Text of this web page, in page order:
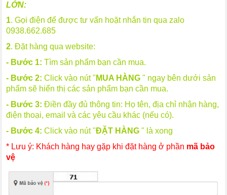
LỚN:
1. Gọi điện để được tư vấn hoặt nhắn tin qua zalo
0938.662.685
2. Đặt hàng qua website:
- Bước 1: Tìm sản phẩm bạn cần mua.
- Bước 2: Click vào nút " MUA HÀNG " ngay bên dưới sản
phẩm sẽ hiển thị các sản phẩm bạn cần mua.
- Bước 3:Điền đầy đủ thông tin: Họ tên, địa chỉ nhận hàng,
điện thoại, email và các yêu cầu khác (nếu có).
- Bước 4:Click vào nút "ĐẶT HÀNG " là xong
* Lưu ý: Khách hàng hay gặp khi đặt hàng ở phần mã bảo
vệ